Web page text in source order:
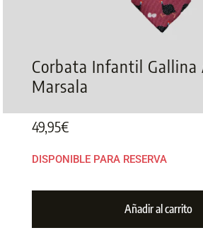
Corbata Infantil Gallina
Marsala
49,95€
DISPONIBLE PARA RESERVA
Añadir al carrito